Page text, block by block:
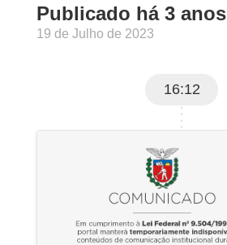
Publicado há 3 anos
19 de Julho de 2023
16:12